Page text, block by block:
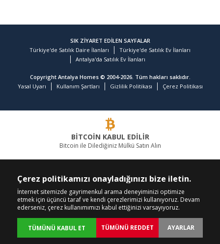
SIK ZİYARET EDİLEN SAYFALAR
Türkiye'de Satılık Daire İlanları
Türkiye'de Satılık Ev İlanları
Antalya'da Satılık Ev İlanları
Copyright Antalya Homes © 2004-2026. Tüm hakları saklıdır.
Yasal Uyarı
Kullanım Şartları Gizlilik Politikası Çerez Politikası
BİTCOİN KABUL EDİLİR
Bitcoin ile Dilediğiniz Mülkü Satın Alın
BİZİ ARAYIN BİZİ TAKİP EDİN
+90 242 324 54 94
Çerez politikamızı onayladığınızı bize iletin.
İnternet sitemizde gayrimenkul arama deneyiminizi optimize
etmek için üçüncü taraf ve kendi çerezlerimizi kullanıyoruz. Devam
ederseniz, çerez kullanımımızı kabul ettiğinizi varsayıyoruz.
TÜMÜNÜ KABUL ET TÜMÜNÜ REDDET AYARLAR